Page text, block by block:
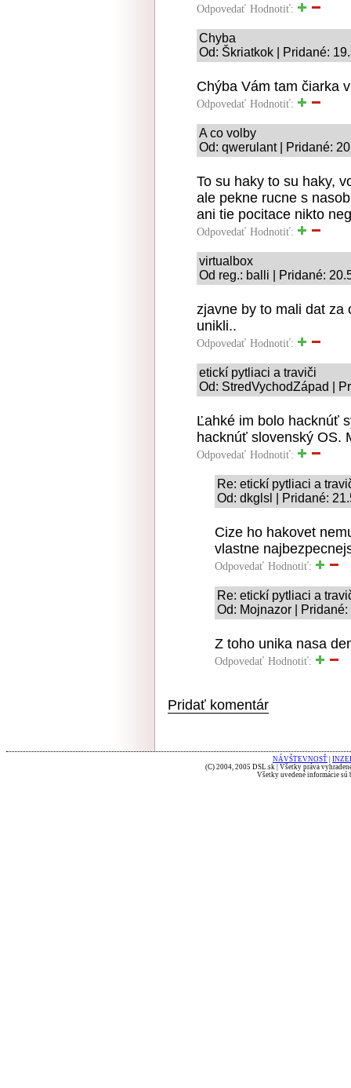
Odpovedať Hodnotiť:
Chyba
Od: Škriatkok | Pridané:
Chýba Vám tam čiarka
Odpovedať Hodnotiť:
A co volby
Od: qwerulant | Pridané:
To su haky to su haky,
ale pekne rucne s
ani tie pocitace nikto
Odpovedať Hodnotiť:
virtualbox
Od reg.: balli | Pridané:
zjavne by to mali dat za
unikli..
Odpovedať Hodnotiť:
etickí pytliaci a traviči
Od: StredVychodZápad |
Ľahké im bolo hacknúť
hacknúť slovenský OS.
Odpovedať Hodnotiť:
Re: etickí pytliaci a
Od: dkglsl | Pridané:
Cize ho hakovet
vlastne
Odpovedať Hodnotiť:
Re: etickí pytliaci a
Od: Mojnazor |
Z toho unika nasa
Odpovedať Hodnotiť:
Pridať komentár
NÁVŠTEVNOSŤ
(C) 2004, 2005 DSL.sk | Všetky práva
Všetky uvedené informácie sú